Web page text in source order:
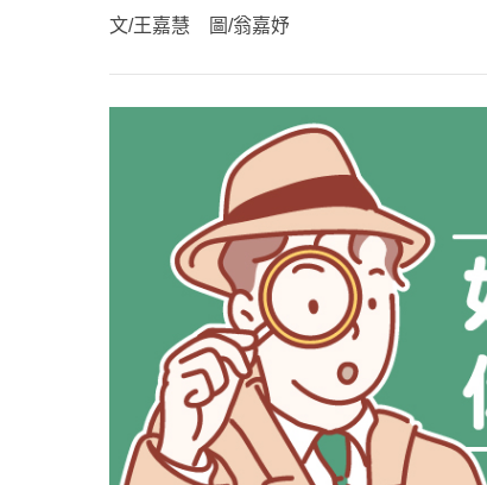
生活知識
心理健康
名醫問診室
文/王嘉慧 圖/翁嘉妤